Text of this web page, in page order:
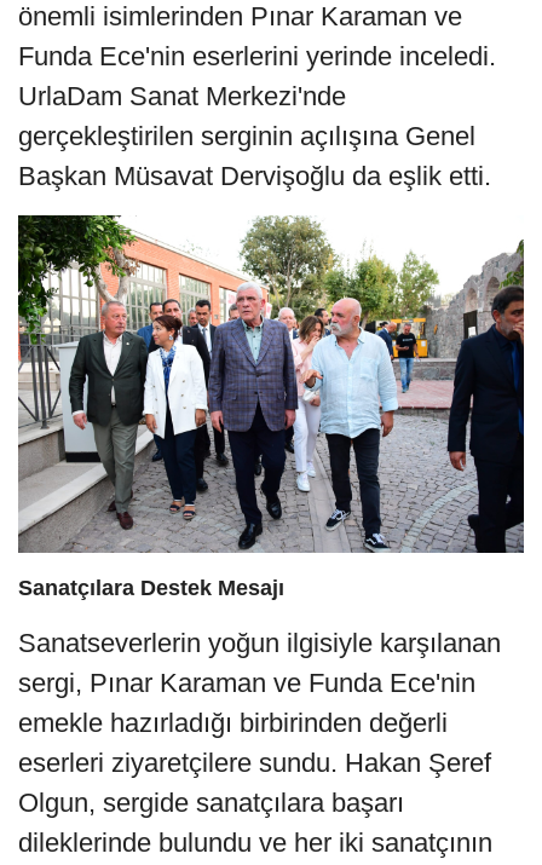
önemli isimlerinden Pınar Karaman ve
Funda Ece'nin eserlerini yerinde inceledi.
UrlaDam Sanat Merkezi'nde
gerçekleştirilen serginin açılışına Genel
Başkan Müsavat Dervişoğlu da eşlik etti.
Sanatçılara Destek Mesajı
Sanatseverlerin yoğun ilgisiyle karşılanan
sergi, Pınar Karaman ve Funda Ece'nin
emekle hazırladığı birbirinden değerli
eserleri ziyaretçilere sundu. Hakan Şeref
Olgun, sergide sanatçılara başarı
dileklerinde bulundu ve her iki sanatçının